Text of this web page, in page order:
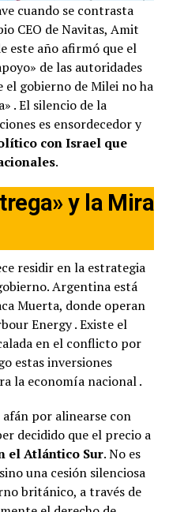
cuando se contrasta
CEO de Navitas, Amit
este año afirmó que el
de las autoridades
el gobierno de Milei no ha
. El silencio de la
es ensordecedor y
con Israel que
.
y la Mira
residir en la estrategia
Argentina está
Muerta, donde operan
Energy. Existe el
en el conflicto por
estas inversiones
la economía nacional.
por alinearse con
decidido que el precio a
el Atlántico Sur. No es
una cesión silenciosa
británico, a través de